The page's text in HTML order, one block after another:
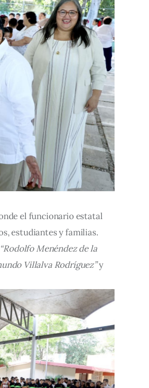
el funcionario estatal
estudiantes y familias.
“Rodolfo Menéndez de la
Villalva Rodríguez” y